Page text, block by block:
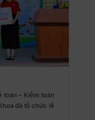
toán – Kiểm toán
đã tổ chức lễ